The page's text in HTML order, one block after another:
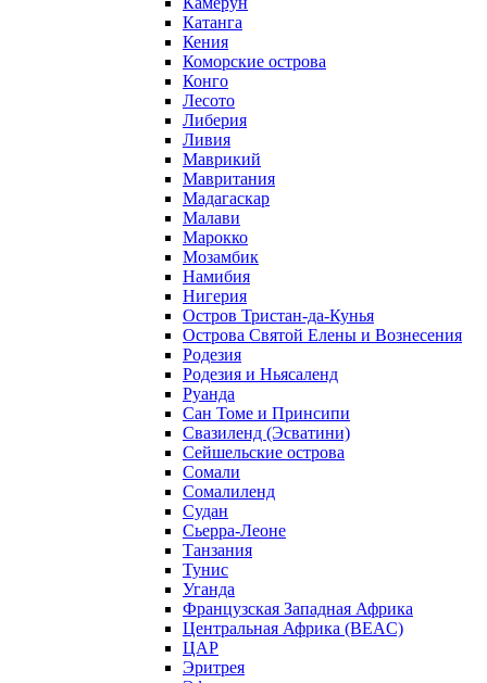
Катанга
Кения
Коморские острова
Конго
Лесото
Либерия
Ливия
Маврикий
Мавритания
Мадагаскар
Малави
Марокко
Мозамбик
Намибия
Нигерия
Остров Тристан-да-Кунья
Острова Святой Елены и Вознесения
Родезия
Родезия и Ньясаленд
Руанда
Сан Томе и Принсипи
Свазиленд (Эсватини)
Сейшельские острова
Сомали
Сомалиленд
Судан
Сьерра-Леоне
Танзания
Тунис
Уганда
Французская Западная Африка
Центральная Африка (BEAC)
ЦАР
Эритрея